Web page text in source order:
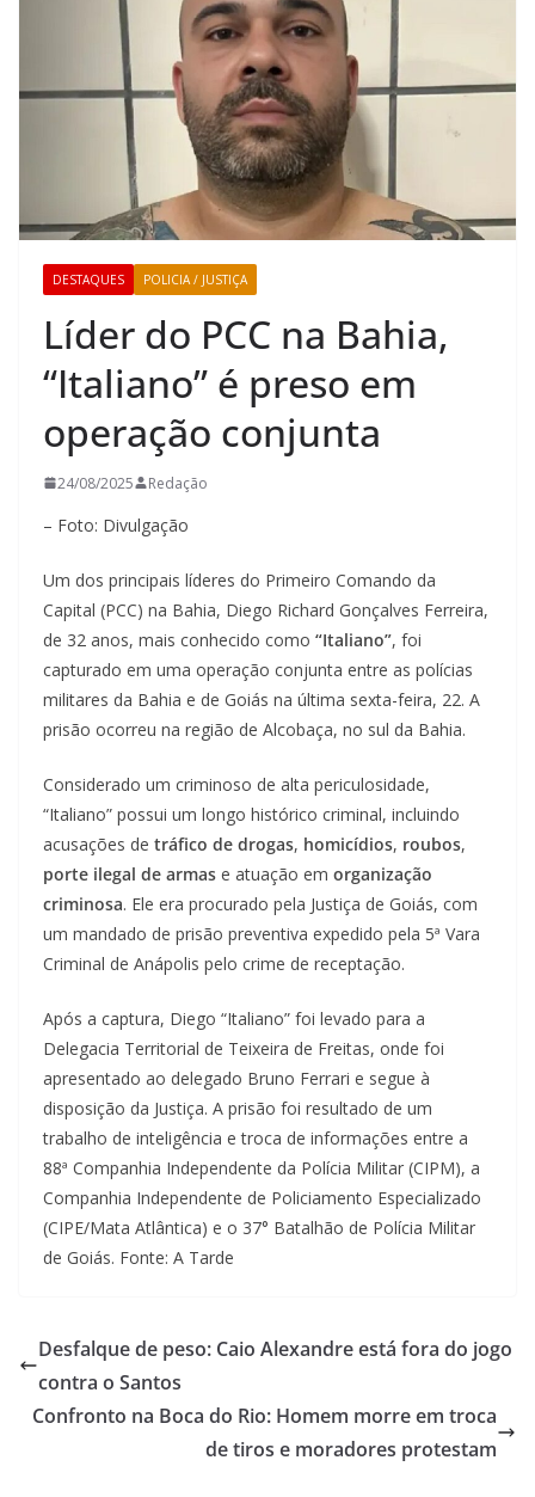
DESTAQUES POLICIA / JUSTIÇA
Líder do PCC na Bahia,
“Italiano” é preso em
operação conjunta
24/08/2025 Redação
– Foto: Divulgação
Um dos principais líderes do Primeiro Comando da
Capital (PCC) na Bahia, Diego Richard Gonçalves Ferreira,
de 32 anos, mais conhecido como “Italiano”, foi
capturado em uma operação conjunta entre as polícias
militares da Bahia e de Goiás na última sexta-feira, 22. A
prisão ocorreu na região de Alcobaça, no sul da Bahia.
Considerado um criminoso de alta periculosidade,
“Italiano” possui um longo histórico criminal, incluindo
acusações de tráfico de drogas, homicídios, roubos,
porte ilegal de armas e atuação em organização
criminosa. Ele era procurado pela Justiça de Goiás, com
um mandado de prisão preventiva expedido pela 5ª Vara
Criminal de Anápolis pelo crime de receptação.
Após a captura, Diego “Italiano” foi levado para a
Delegacia Territorial de Teixeira de Freitas, onde foi
apresentado ao delegado Bruno Ferrari e segue à
disposição da Justiça. A prisão foi resultado de um
trabalho de inteligência e troca de informações entre a
88ª Companhia Independente da Polícia Militar (CIPM), a
Companhia Independente de Policiamento Especializado
(CIPE/Mata Atlântica) e o 37° Batalhão de Polícia Militar
de Goiás. Fonte: A Tarde
Desfalque de peso: Caio Alexandre está fora do jogo
contra o Santos
Confronto na Boca do Rio: Homem morre em troca
de tiros e moradores protestam